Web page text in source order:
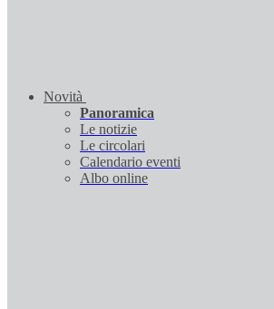
Novità
Panoramica
Le notizie
Le circolari
Calendario eventi
Albo online